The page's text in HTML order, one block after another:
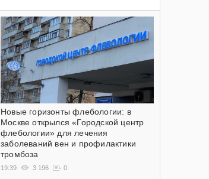
Новые горизонты флебологии: в
Москве открылся «Городской центр
флебологии» для лечения
заболеваний вен и профилактики
тромбоза
19:39 3 196 0